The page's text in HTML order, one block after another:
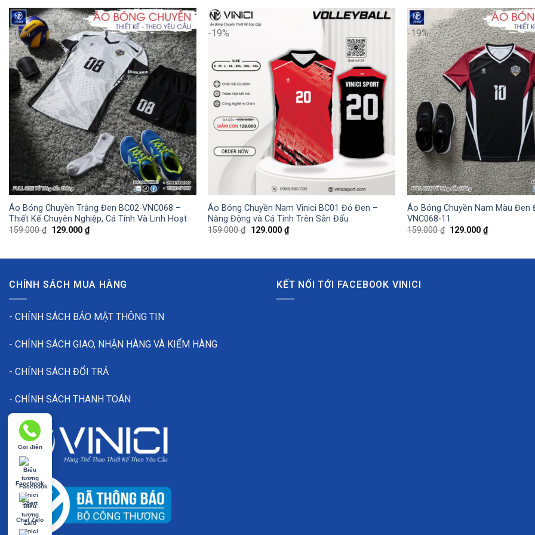
Áo Bóng Chuyền Nam BC02-VNC068-14 – Đen Trắng Xanh Dương Năng
Một bố cục dễ dùng là: logo đội ở ngực trái, số nhỏ ở ngực phải hoặc giữa ngực, tên và số lớn ở sau lưng. Nếu có logo tài
Bố cục này đủ thông tin nhưng vẫn giữ áo sạch.
Đặt áo bóng chuyền nam tại Vinici Sport
-19%
Áo Bóng Chuyền Trắng Đen BC02-VNC068 –
Thiết Kế Chuyên Nghiệp, Cá Tính Và Linh Hoạt
159.000₫ Giá
129.000₫Giá
hiện
-19%
Áo Bóng Chuyền Nam Vinici BC01 Đỏ Đen –
Năng Động và Cá Tính Trên Sân Đấu
159.000₫ Giá
129.000 ₫Giá
hiện
-19%
Áo Bóng Chuyền Nam Màu Đen
VNC068-11
159.000₫ Giá
129.000₫Giá
hiện
CHÍNH SÁCH MUA HÀNG
- CHÍNH SÁCH BẢO MẬT THÔNG TIN
- CHÍNH SÁCH GIAO, NHẬN HÀNG VÀ KIỂM HÀNG
- CHÍNH SÁCH ĐỔI TRẢ
- CHÍNH SÁCH THANH TOÁN
KẾT NỐI TỚI FACEBOOK VINICI
Gọi điện
Facebook
Chat Zalo